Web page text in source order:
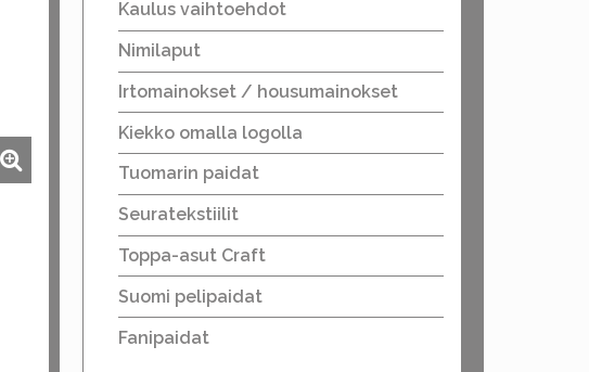
Kaulus vaihtoehdot
Nimilaput
Irtomainokset / housumainokset
Kiekko omalla logolla
Tuomarin paidat
Seuratekstiilit
Toppa-asut Craft
Suomi pelipaidat
Fanipaidat